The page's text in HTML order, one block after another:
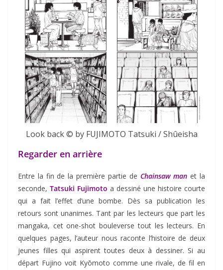
Look back © by FUJIMOTO Tatsuki / Shûeisha
Regarder en arrière
Entre la fin de la première partie de Chainsaw man et la
seconde, Tatsuki Fujimoto a dessiné une histoire courte
qui a fait l’effet d’une bombe. Dès sa publication les
retours sont unanimes. Tant par les lecteurs que part les
mangaka, cet one-shot bouleverse tout les lecteurs. En
quelques pages, l’auteur nous raconte l’histoire de deux
jeunes filles qui aspirent toutes deux à dessiner. Si au
départ Fujino voit Kyōmoto comme une rivale, de fil en